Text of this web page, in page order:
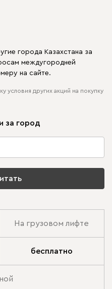
города Казахстана за
междугородней
на сайте.
условия других акций на покупку
за город
На грузовом лифте
бесплатно